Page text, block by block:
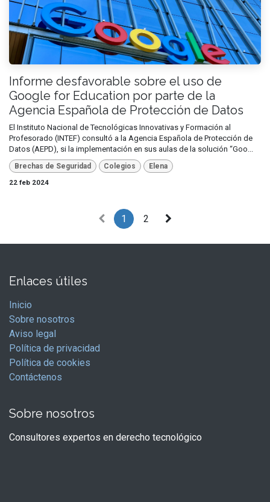
Informe desfavorable sobre el uso de
Google for Education por parte de la
Agencia Española de Protección de Datos
El Instituto Nacional de Tecnológicas Innovativas y Formación al
Profesorado (INTEF) consultó a la Agencia Española de Protección de
Datos (AEPD), si la implementación en sus aulas de la solución “Goo...
Brechas de Seguridad Colegios
Elena
22 feb 2024
1 2
Enlaces útiles
Inicio
Sobre nosotros
Aviso legal
Política de privacidad
Política de cookies
Contáctenos
Sobre nosotros
Consultores expertos en derecho tecnológico